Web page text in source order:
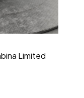
Limited